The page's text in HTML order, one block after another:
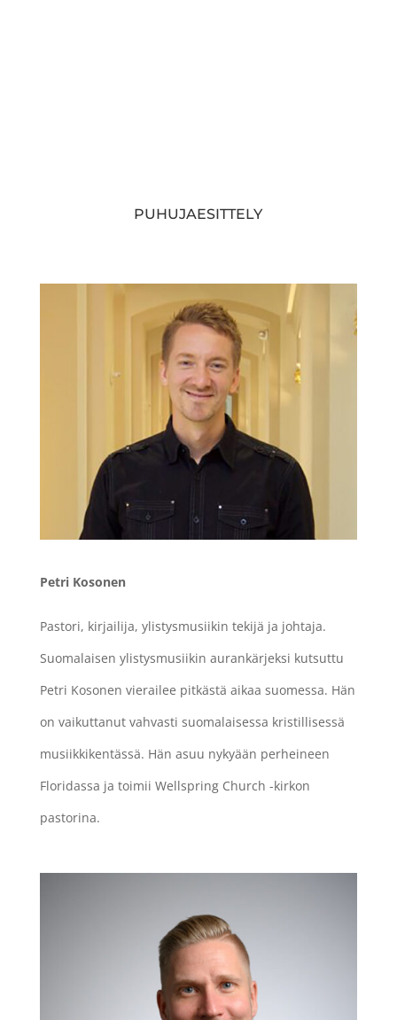
PUHUJAESITTELY
Petri Kosonen
Pastori, kirjailija, ylistysmusiikin tekijä ja johtaja.
Suomalaisen ylistysmusiikin aurankärjeksi kutsuttu
Petri Kosonen vierailee pitkästä aikaa suomessa. Hän
on vaikuttanut vahvasti suomalaisessa kristillisessä
musiikkikentässä. Hän asuu nykyään perheineen
Floridassa ja toimii Wellspring Church -kirkon
pastorina.